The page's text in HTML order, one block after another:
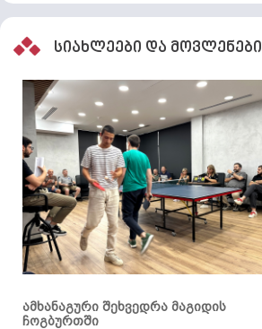
სიახლეები და მოვლენები
ამხანაგური შეხვედრა მაგიდის
ჩოგბურთში